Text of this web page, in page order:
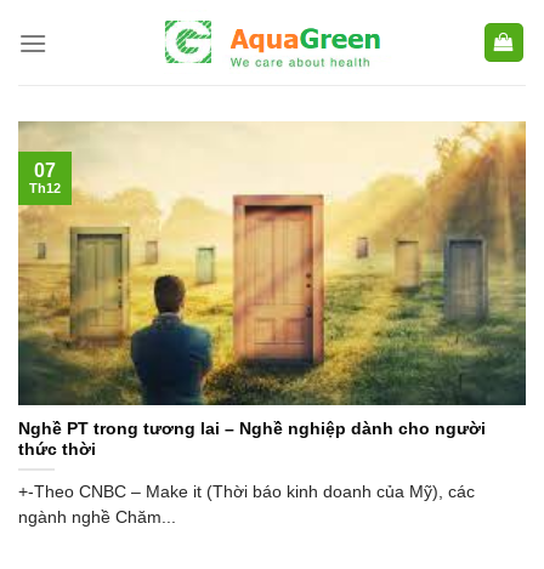
Nghề PT trong tương lai – Nghề nghiệp dành cho người
thức thời
+-Theo CNBC – Make it (Thời báo kinh doanh của Mỹ), các
ngành nghề Chăm...
07
Th12